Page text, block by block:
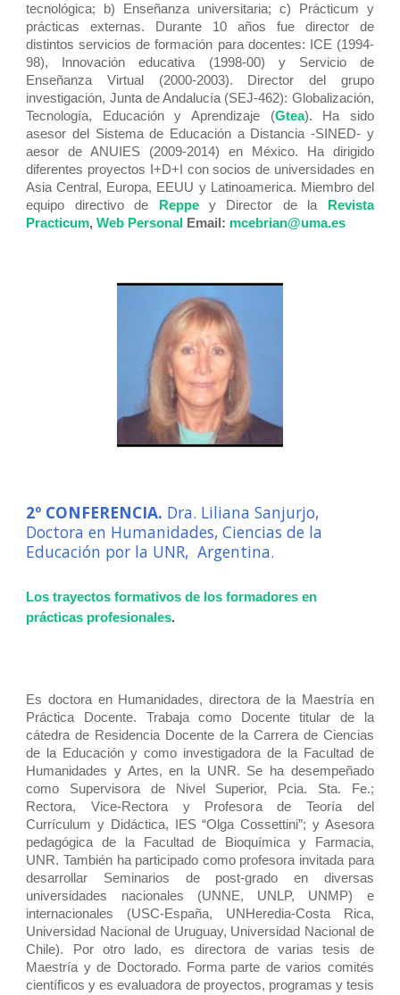
tecnológica; b) Enseñanza universitaria; c) Prácticum y
prácticas externas. Durante 10 años fue director de
distintos servicios de formación para docentes: ICE (1994-
98), Innovación educativa (1998-00) y Servicio de
Enseñanza Virtual (2000-2003). Director del grupo
investigación, Junta de Andalucía (SEJ-462): Globalización,
Tecnología, Educación y Aprendizaje (Gtea). Ha sido
asesor del Sistema de Educación a Distancia -SINED- y
aesor de ANUIES (2009-2014) en México. Ha dirigido
diferentes proyectos I+D+I con socios de universidades en
Asia Central, Europa, EEUU y Latinoamerica. Miembro del
equipo directivo de
Reppey Director de la
Revista
Practicum, Web Personal Email: mcebrian@uma.es
2º CONFERENCIA. Dra. Liliana Sanjurjo,
Doctora en Humanidades, Ciencias de la
Educación por la UNR, Argentina.
Los trayectos formativos de los formadores en
prácticas profesionales.
Es doctora en Humanidades, directora de la Maestría en
Práctica Docente. Trabaja como Docente titular de la
cátedra de Residencia Docente de la Carrera de Ciencias
de la Educación y como investigadora de la Facultad de
Humanidades y Artes, en la UNR. Se ha desempeñado
como Supervisora de Nivel Superior, Pcia. Sta. Fe.;
Rectora, Vice-Rectora y Profesora de Teoría del
Currículum y Didáctica, IES “Olga Cossettini”; y Asesora
pedagógica de la Facultad de Bioquímica y Farmacia,
UNR. También ha participado como profesora invitada para
desarrollar Seminarios de post-grado en diversas
universidades nacionales (UNNE, UNLP, UNMP) e
internacionales (USC-España, UNHeredia-Costa Rica,
Universidad Nacional de Uruguay, Universidad Nacional de
Chile). Por otro lado, es directora de varias tesis de
Maestría y de Doctorado. Forma parte de varios comités
científicos y es evaluadora de proyectos, programas y tesis